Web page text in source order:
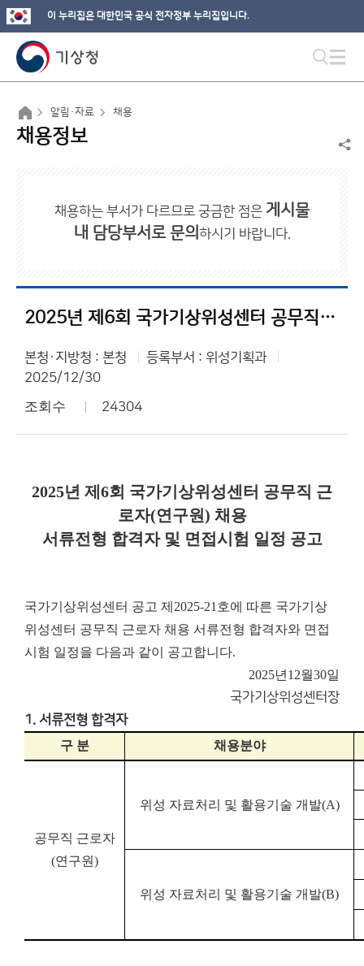
이 누리집은 대한민국 공식 전자정부 누리집입니다.
알림·자료 채용
채용정보
채용하는 부서가 다르므로 궁금한 점은 게시물
내 담당부서로 문의 하시기 바랍니다.
2025년 제6회 국가기상위성센터 공무직 근로자(연구원) 채용 서류전형 합격자 및 면접시험 일정 공고
본청·지방청 : 본청
등록부서 : 위성기획과
2025/12/30
조회수 24304
2025년 제6회 국가기상위성센터 공무직 근
로자(연구원) 채용
서류전형 합격자 및 면접시험 일정 공고
국가기상위성센터 공고 제2025-21호에 따른 국가기상
위성센터 공무직 근로자 채용 서류전형 합격자와 면접
시험 일정을 다음과 같이 공고합니다.
2025년 12월30일
국가기상위성센터장
1. 서류전형 합격자
구 분 채용분야
공무직 근로자
(연구원)
위성 자료처리 및 활용기술 개발(A)
위성 자료처리 및 활용기술 개발(B)